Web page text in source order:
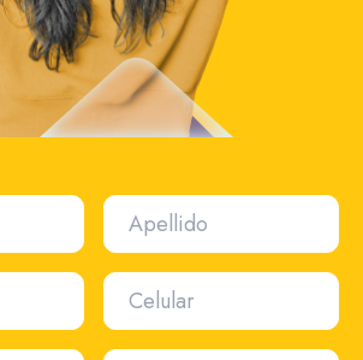
Apellido
Celular